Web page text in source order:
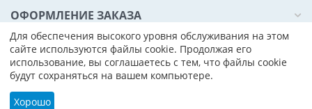
ОФОРМЛЕНИЕ ЗАКАЗА
КОНТАКТЫ
© 2000 - 2026 Компьютер Плаза. На базе
CS-Cart - Платформа для
интернет-магазинов
Для обеспечения высокого уровня обслуживания на этом
сайте используются файлы cookie. Продолжая его
использование, вы соглашаетесь с тем, что файлы cookie
будут сохраняться на вашем компьютере.
Хорошо